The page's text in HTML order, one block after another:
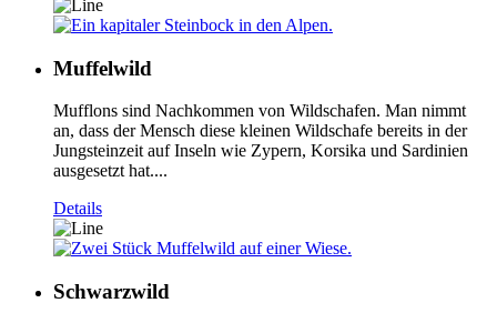
Muffelwild
Mufflons sind Nachkommen von Wildschafen. Man nimmt
an, dass der Mensch diese kleinen Wildschafe bereits in der
Jungsteinzeit auf Inseln wie Zypern, Korsika und Sardinien
ausgesetzt hat....
Details
Schwarzwild